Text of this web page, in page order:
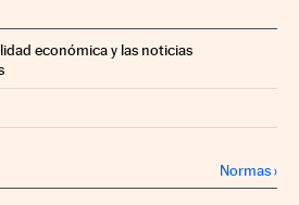
económica y las noticias
Facebook
en Twitter
Normas›